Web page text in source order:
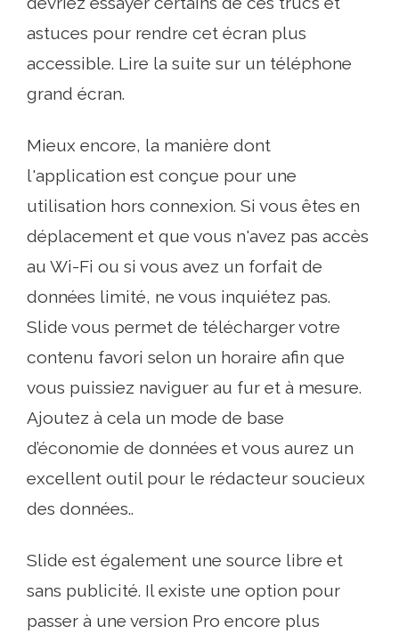
astuces pour rendre cet écran plus
accessible. Lire la suite sur un téléphone
grand écran.
Mieux encore, la manière dont
l'application est conçue pour une
utilisation hors connexion. Si vous êtes en
déplacement et que vous n'avez pas accès
au Wi-Fi ou si vous avez un forfait de
données limité, ne vous inquiétez pas.
Slide vous permet de télécharger votre
contenu favori selon un horaire afin que
vous puissiez naviguer au fur et à mesure.
Ajoutez à cela un mode de base
d’économie de données et vous aurez un
excellent outil pour le rédacteur soucieux
des données..
Slide est également une source libre et
sans publicité. Il existe une option pour
passer à une version Pro encore plus